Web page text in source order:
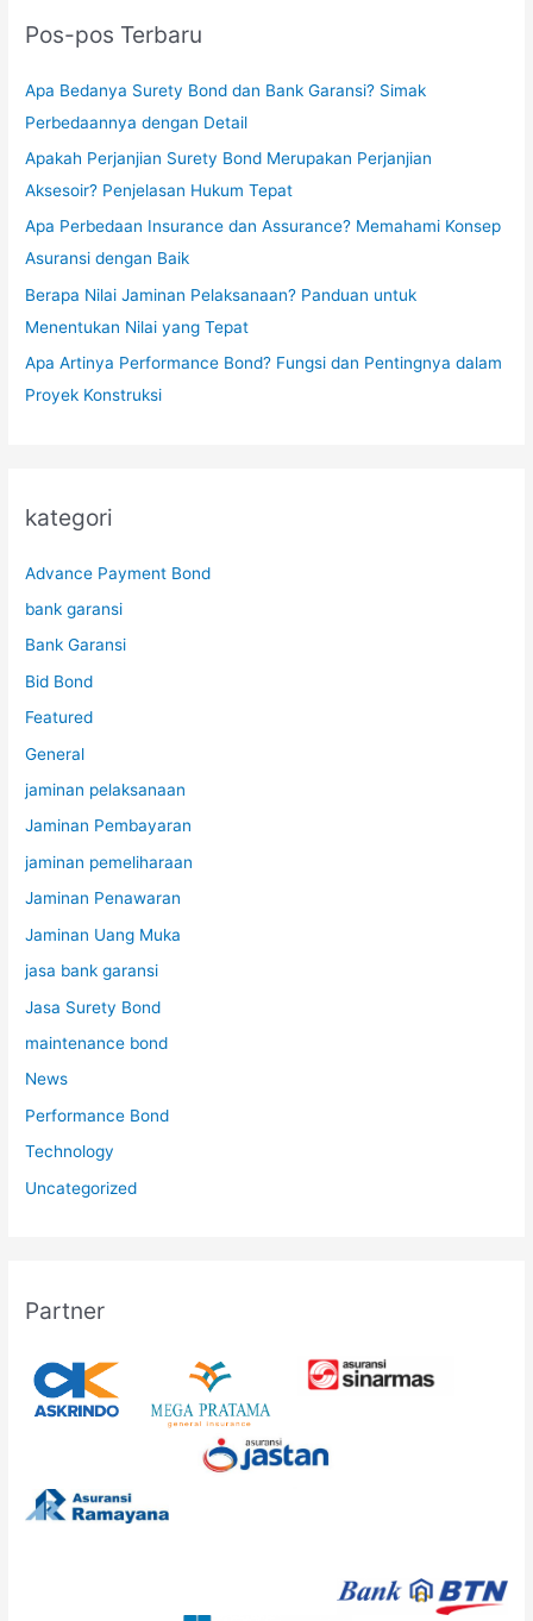
Pos-pos Terbaru
Apa Bedanya Surety Bond dan Bank Garansi? Simak
Perbedaannya dengan Detail
Apakah Perjanjian Surety Bond Merupakan Perjanjian
Aksesoir? Penjelasan Hukum Tepat
Apa Perbedaan Insurance dan Assurance? Memahami Konsep
Asuransi dengan Baik
Berapa Nilai Jaminan Pelaksanaan? Panduan untuk
Menentukan Nilai yang Tepat
Apa Artinya Performance Bond? Fungsi dan Pentingnya dalam
Proyek Konstruksi
kategori
Advance Payment Bond
bank garansi
Bank Garansi
Bid Bond
Featured
General
jaminan pelaksanaan
Jaminan Pembayaran
jaminan pemeliharaan
Jaminan Penawaran
Jaminan Uang Muka
jasa bank garansi
Jasa Surety Bond
maintenance bond
News
Performance Bond
Technology
Uncategorized
Partner